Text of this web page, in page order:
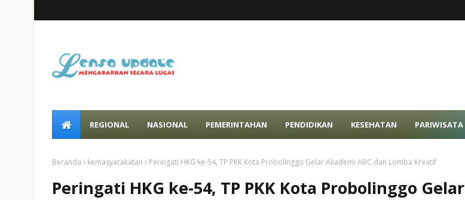
REGIONAL NASIONAL PEMERINTAHAN PENDIDIKAN KESEHATAN PARIWISATA
Beranda kemasyarakatan Peringati HKG ke-54, TP PKK Kota Probolinggo Gelar Akademi ABC dan Lomba Kreatif
Peringati HKG ke-54, TP PKK Kota Probolinggo Gelar